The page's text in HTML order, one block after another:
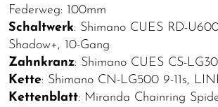
Federweg: 100mm
Schaltwerk: Shimano CUES RD-
Shadow+, 10-Gang
Zahnkranz: Shimano CUES CS-
Kette: Shimano CN-LG500 9-11s,
Kettenblatt: Miranda Chainring